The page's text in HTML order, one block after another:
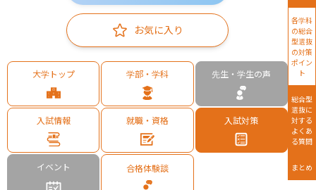
お気に入り
大学トップ 学部・学科 先生・学生の声
入試情報 就職・資格 入試対策
イベント 合格体験談
各学科
の総合
型選抜
の対策
ポイン
ト
総合型
選抜に
対する
よくあ
る質問
まとめ